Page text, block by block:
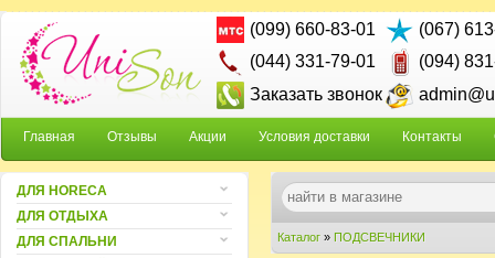
(099) 660-83-01
(067)
(044) 331-79-01
(094)
Заказать звонок
Главная Отзывы Акции Условия доставки Контакты
Каталог » ПОДСВЕЧНИКИ
ДЛЯ HORECA
ДЛЯ ОТДЫХА
ДЛЯ СПАЛЬНИ